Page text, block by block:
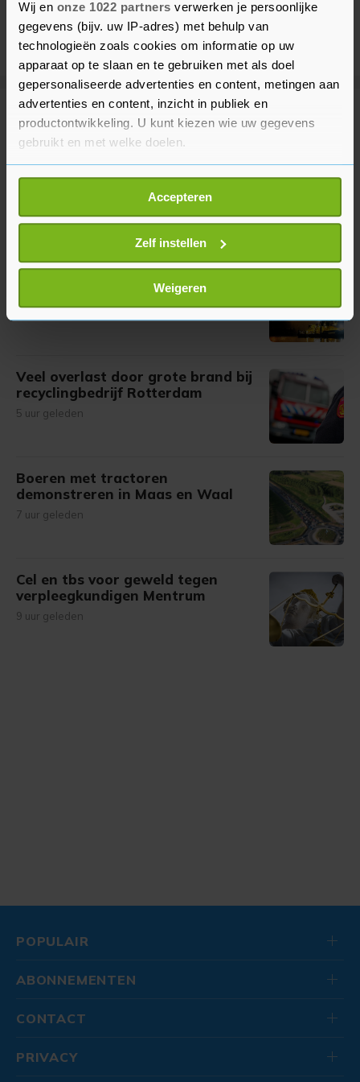
Wij en onze 1022 partners verwerken je persoonlijke
gegevens (bijv. uw IP-adres) met behulp van
technologieën zoals cookies om informatie op uw
apparaat op te slaan en te gebruiken met als doel
gepersonaliseerde advertenties en content, metingen aan
advertenties en content, inzicht in publiek en
productontwikkeling. U kunt kiezen wie uw gegevens
gebruikt en met welke doelen.
Als u het toestaat, willen we ook graag:
Informatie verzamelen over uw geografische
locatie, die tot een paar meter nauwkeurig kan zijn
Uw apparaat identificeren door het actief te
scannen op specifieke eigenschappen (fingerprinting)
Lees meer over hoe uw persoonlijke gegevens worden
verwerkt en stel uw voorkeuren in het
U kunt uw toestemming op elk moment wijzigen of
Met cookies werkt onze website beter en wordt jouw
bezoek makkelijker en persoonlijker. Op
onze cookiepagina kun je ons cookiebeleid bekijken en je
Accepteren
Zelf instellen
Weigeren
Meer uit Binnenland
Persoon omgekomen bij
schietincident in Den Haag
Drone ingezet om hotspots te
vinden bij brand in Rotterdam
3 uur geleden
Veel overlast door grote brand bij
recyclingbedrijf Rotterdam
5 uur geleden
Boeren met tractoren
demonstreren in Maas en Waal
7 uur geleden
Cel en tbs voor geweld tegen
verpleegkundigen Mentrum
9 uur geleden
POPULAIR
ABONNEMENTEN
CONTACT
PRIVACY